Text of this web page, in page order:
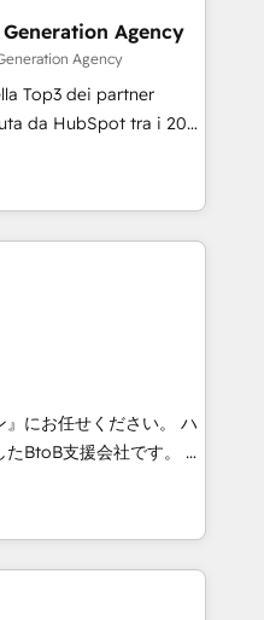
de
Agency
Agency
Top3 dei partner
da HubSpot tra i 20
del cliente.
100 aziende nella
dei processi di
dei contatti e
per le integrazioni
tra cui SAP,
del CRM in
rispetto le altre
にお任せください。 ハ
BtoB支援会社です。 ノ
／SFAの設計・運用、他
着支援、カスタマーサ
トップ完結できる支援体